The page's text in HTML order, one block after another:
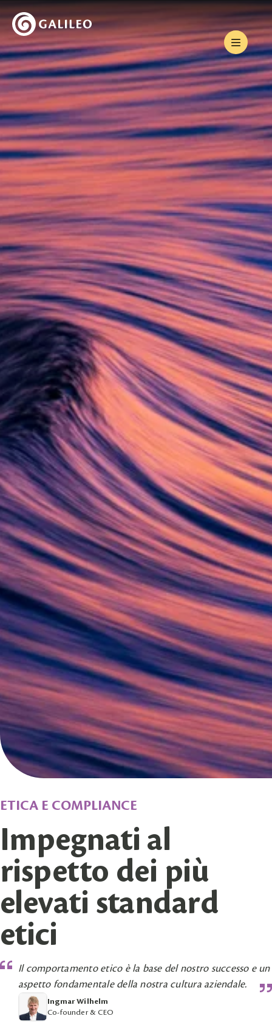
ETICA E COMPLIANCE
Impegnati al
rispetto dei più
elevati standard
etici
Il comportamento etico è la base del nostro successo e un
aspetto fondamentale della nostra cultura aziendale.
Ingmar Wilhelm
Co-founder & CEO